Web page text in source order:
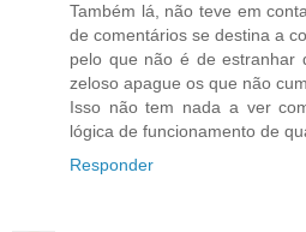
Também lá, não teve em
de comentários se destina a
pelo que não é de estranhar
zeloso apague os que não
Isso não tem nada a ver
lógica de funcionamento de
Responder